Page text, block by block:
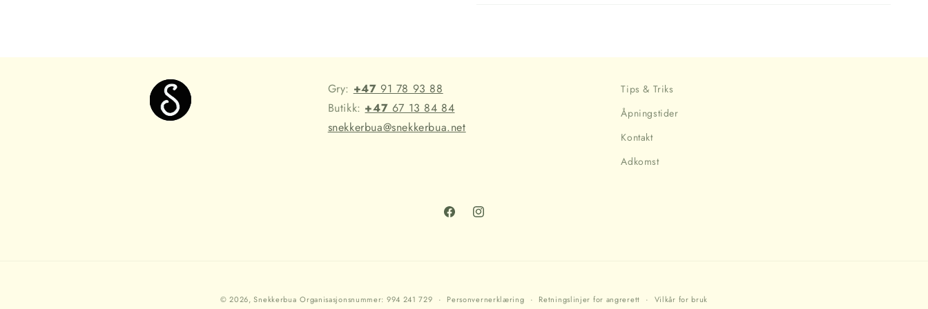
Gry: +4791 78 93 88
Butikk: +47 67 13 84 84
snekkerbua@snekkerbua.net
Tips & Triks
Åpningstider
Kontakt
Adkomst
FacebookInstagram
© 2026,Snekkerbua Organisasjonsnummer: 994 241 729 Personvernerklæring Retningslinjer for angrerett Vilkår for bruk